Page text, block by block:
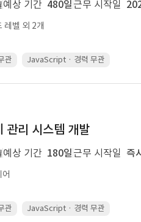
예상 기간 480일 근무 시작일
레벨 외 2개
관 JavaScript · 경력 무관
관리 시스템 개발
예상 기간 180일 근무 시작일 즉
관 JavaScript · 경력 무관